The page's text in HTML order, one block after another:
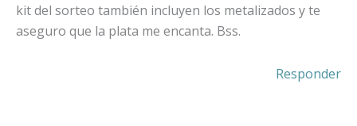
kit del sorteo también incluyen los metalizados y te
aseguro que la plata me encanta. Bss.
Responder